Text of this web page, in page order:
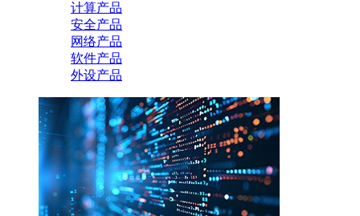
计算产品
安全产品
网络产品
软件产品
外设产品